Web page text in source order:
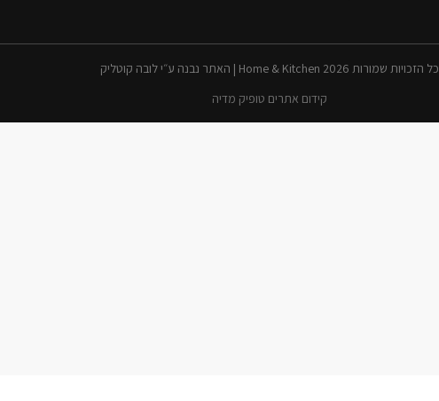
כל הזכויות שמורות 2026 Home & Kitchen | האתר נבנה ע״י לובה קוטליק
קידום אתרים טופיק מדיה